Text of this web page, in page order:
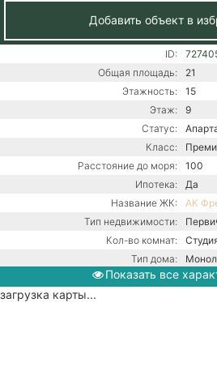
Добавить объект в
ID:
Общая площадь:
21
Этажность:
15
Этаж:
9
Статус:
Класс:
Расстояние до моря:
100
Ипотека:
Да
Название ЖК:
АК
Тип недвижимости:
Кол-во комнат:
Тип дома:
Ремонт:
С
Показать все
загрузка карты...